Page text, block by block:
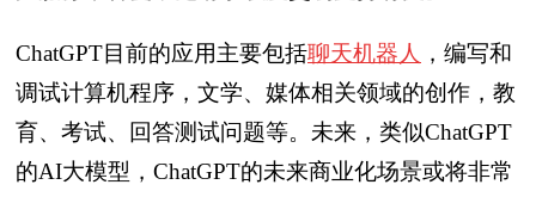
ChatGPT目前的应用主要包括聊天机器人 ，编写和
调试计算机程序，文学、媒体相关领域的创作，教
育、考试、回答测试问题等。未来，类似ChatGPT
的AI大模型，ChatGPT的未来商业化场景或将非常